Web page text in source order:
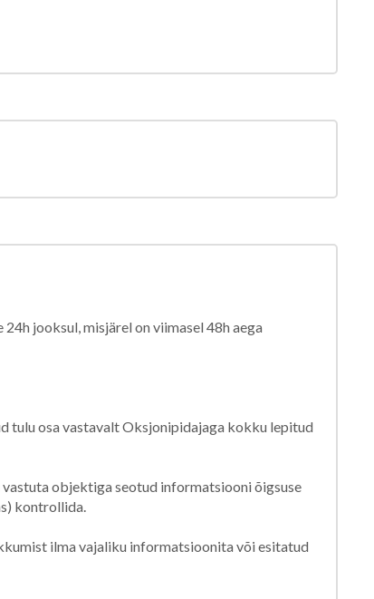
jooksul, misjärel on viimasel 48h aega
tulu osa vastavalt Oksjonipidajaga kokku lepitud
objektiga seotud informatsiooni õigsuse
kontrollida.
ilma vajaliku informatsioonita või esitatud